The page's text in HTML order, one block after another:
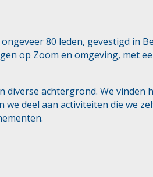
80 leden, gevestigd in
op Zoom en omgeving, met
diverse achtergrond. We vinden
deel aan activiteiten die we